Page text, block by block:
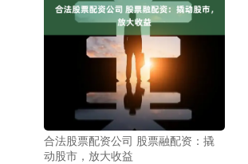
合法股票配资公司 股票融配资：撬
动股市，放大收益